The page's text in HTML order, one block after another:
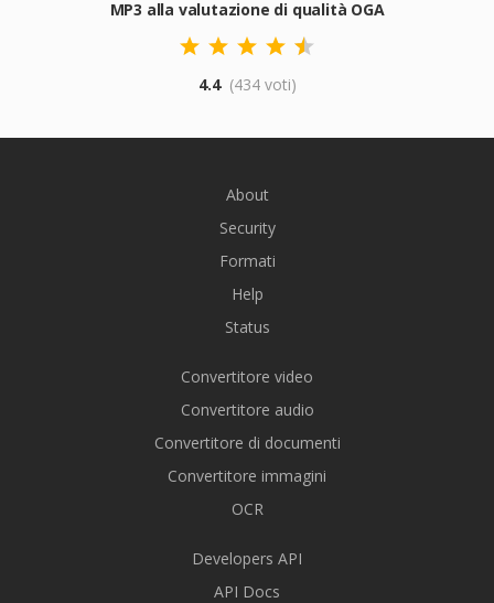
MP3 alla valutazione di qualità OGA
4.4 (434 voti)
About
Security
Formati
Help
Status
Convertitore video
Convertitore audio
Convertitore di documenti
Convertitore immagini
OCR
Developers API
API Docs